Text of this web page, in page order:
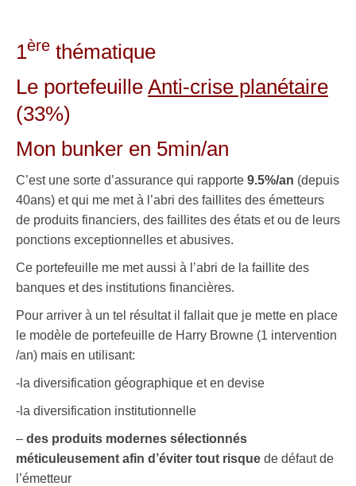
1ère thématique
Le portefeuille Anti-crise planétaire
(33%)
Mon bunker en 5min/an
C’est une sorte d’assurance qui rapporte 9.5%/an (depuis
40ans) et qui me met à l’abri des faillites des émetteurs
de produits financiers, des faillites des états et ou de leurs
ponctions exceptionnelles et abusives.
Ce portefeuille me met aussi à l’abri de la faillite des
banques et des institutions financières.
Pour arriver à un tel résultat il fallait que je mette en place
le modèle de portefeuille de Harry Browne (1 intervention
/an) mais en utilisant:
-la diversification géographique et en devise
-la diversification institutionnelle
– des produits modernes sélectionnés
méticuleusement afin d’éviter tout risque de défaut de
l’émetteur